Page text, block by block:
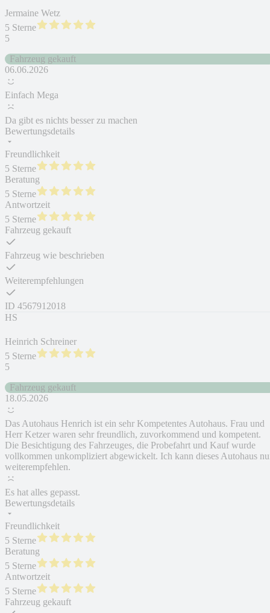
Jermaine Wetz
5 Sterne
5
Fahrzeug gekauft
06.06.2026
Einfach Mega
Da gibt es nichts besser zu machen
Bewertungsdetails
Freundlichkeit
5 Sterne
Beratung
5 Sterne
Antwortzeit
5 Sterne
Fahrzeug gekauft
Fahrzeug wie beschrieben
Weiterempfehlungen
ID 4567912018
HS
Heinrich Schreiner
5 Sterne
5
Fahrzeug gekauft
18.05.2026
Das Autohaus Henrich ist ein sehr Kompetentes Autohaus. Frau und
Herr Ketzer waren sehr freundlich, zuvorkommend und kompetent.
Die Besichtigung des Fahrzeuges, die Probefahrt und Kauf wurde
vollkommen unkompliziert abgewickelt. Ich kann dieses Autohaus
weiterempfehlen.
Es hat alles gepasst.
Bewertungsdetails
Freundlichkeit
5 Sterne
Beratung
5 Sterne
Antwortzeit
5 Sterne
Fahrzeug gekauft